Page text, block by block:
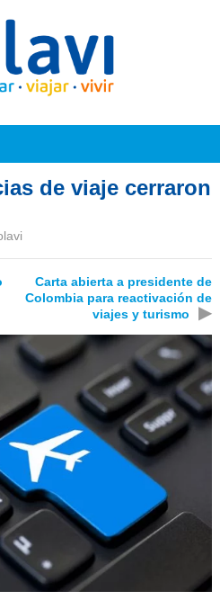
de viaje cerraron
Carta abierta a presidente de
Colombia para reactivación de
viajes y turismo
▶